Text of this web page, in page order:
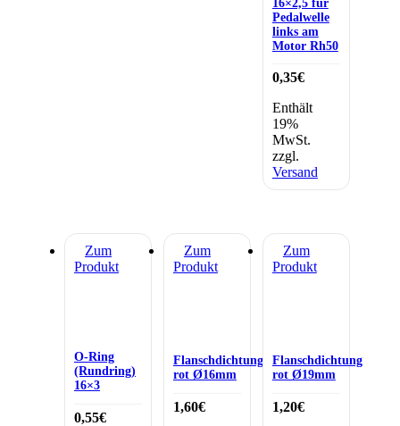
16×2,5 für
Pedalwelle
links am
Motor Rh50
0,35€
Enthält
19%
MwSt.
zzgl.
Versand
Zum
Produkt
O-Ring
(Rundring)
16×3
0,55€
Zum
Produkt
Flanschdichtung
rot Ø16mm
1,60€
Zum
Produkt
Flanschdichtung
rot Ø19mm
1,20€